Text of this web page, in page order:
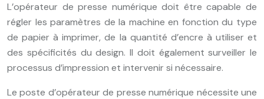
L’opérateur de presse numérique doit être capable de
régler les paramètres de la machine en fonction du type
de papier à imprimer, de la quantité d’encre à utiliser et
des spécificités du design. Il doit également surveiller le
processus d’impression et intervenir si nécessaire.
Le poste d’opérateur de presse numérique nécessite une